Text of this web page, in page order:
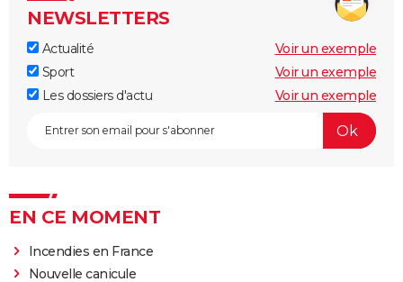
NEWSLETTERS
Actualité
Voir un exemple
Sport
Voir un exemple
Les dossiers d'actu
Voir un exemple
EN CE MOMENT
Incendies en France
Nouvelle canicule